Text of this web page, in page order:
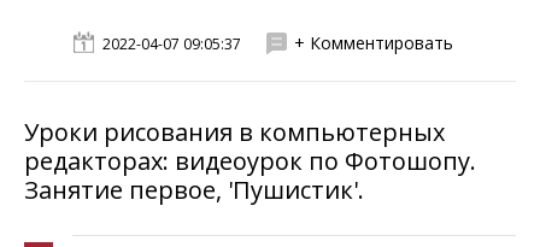
2022-04-07 09:05:37 + Комментировать
Уроки рисования в компьютерных
редакторах: видеоурок по Фотошопу.
Занятие первое, 'Пушистик'.